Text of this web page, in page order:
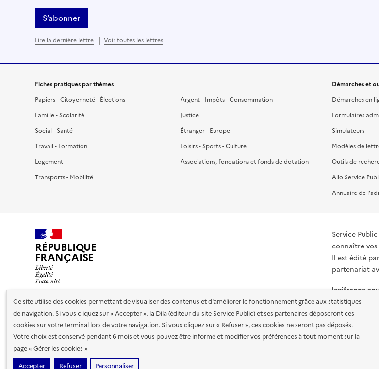
Ce site utilise des cookies permettant de visualiser des contenus et d'améliorer le fonctionnement grâce aux statistiques
de navigation. Si vous cliquez sur « Accepter », la Dila (éditeur du site Service Public) et ses partenaires déposeront ces
cookies sur votre terminal lors de votre navigation. Si vous cliquez sur « Refuser », ces cookies ne seront pas déposés.
Votre choix est conservé pendant 6 mois et vous pouvez être informé et modifier vos préférences à tout moment sur la
page « Gérer les cookies »
Accepter
Refuser Personnaliser
S’abonner
Lire la dernière lettre Voir toutes les lettres
Fiches pratiques par thèmes
Papiers - Citoyenneté - Élections
Famille - Scolarité
Social - Santé
Travail - Formation
Logement
Transports - Mobilité
Argent - Impôts - Consommation
Justice
Étranger - Europe
Loisirs - Sports - Culture
Associations, fondations et fonds de dotation
Démarches et
Démarches en
Formulaires
Simulateurs
Modèles de
Outils de
Allo Service
Annuaire de
RÉPUBLIQUE
FRANÇAISE
Service
connaître vos
Il est édité
partenariat
Nos partenaires
Plan du site Accessibilité : totalement conforme
cookies